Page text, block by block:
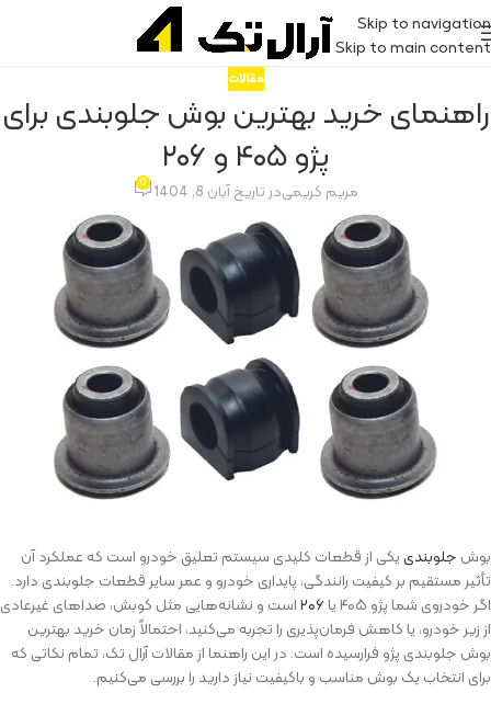
Skip to navigation
Skip to main content
مقالات
راهنمای خرید بهترین بوش جلوبندی برای
پژو ۴۰۵ و ۲۰۶
مریم کریمیدر تاریخ آبان 8, 1404 0
بوش جلوبندییکی از قطعات کلیدی سیستم تعلیق خودرو است که عملکرد آن
تأثیر مستقیم بر کیفیت رانندگی، پایداری خودرو و عمر سایر قطعات جلوبندی دارد.
اگر خودروی شما پژو ۴۰۵ یا
۲۰۶است و نشانه‌هایی مثل کوبش، صداهای غیرعادی
از زیر خودرو، یا کاهش فرمان‌پذیری را تجربه می‌کنید، احتمالاً زمان خرید بهترین
بوش جلوبندی پژو فرارسیده است. در این راهنما از مقالات آرال تک، تمام نکاتی که
برای انتخاب یک بوش مناسب و باکیفیت نیاز دارید را بررسی می‌کنیم.